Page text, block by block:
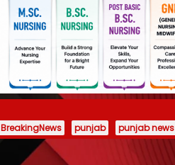
BreakingNews punjab punjab news